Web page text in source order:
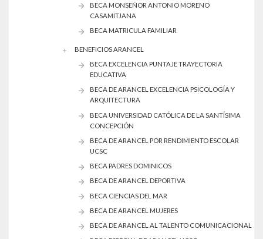
BECA MONSEÑOR ANTONIO MORENO
CASAMITJANA
BECA MATRICULA FAMILIAR
BENEFICIOS ARANCEL
BECA EXCELENCIA PUNTAJE TRAYECTORIA
EDUCATIVA
BECA DE ARANCEL EXCELENCIA PSICOLOGÍA Y
ARQUITECTURA
BECA UNIVERSIDAD CATÓLICA DE LA SANTÍSIMA
CONCEPCIÓN
BECA DE ARANCEL POR RENDIMIENTO ESCOLAR
UCSC
BECA PADRES DOMINICOS
BECA DE ARANCEL DEPORTIVA
BECA CIENCIAS DEL MAR
BECA DE ARANCEL MUJERES
BECA DE ARANCEL AL TALENTO COMUNICACIONAL